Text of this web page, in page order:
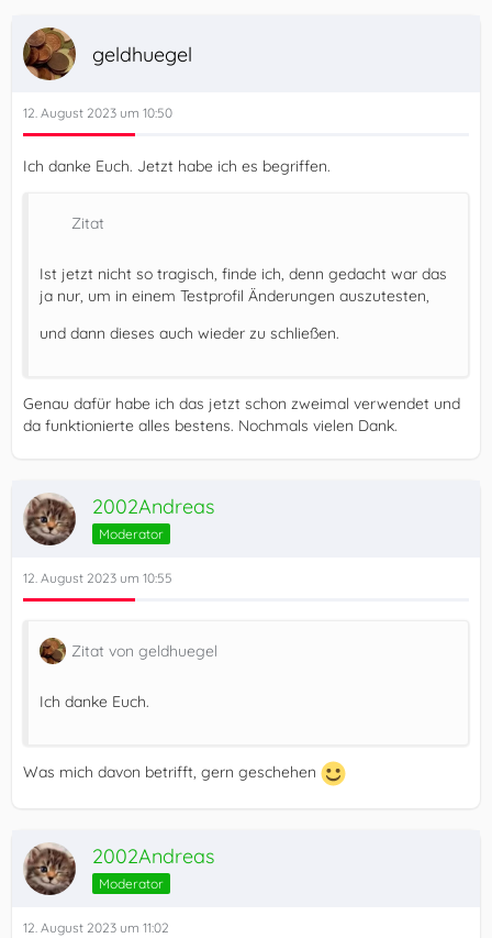
geldhuegel
12. August 2023 um 10:50
Ich danke Euch. Jetzt habe ich es begriffen.
Zitat
Ist jetzt nicht so tragisch, finde ich, denn gedacht war das
ja nur, um in einem Testprofil Änderungen auszutesten,
und dann dieses auch wieder zu schließen.
Genau dafür habe ich das jetzt schon zweimal verwendet und
da funktionierte alles bestens. Nochmals vielen Dank.
2002Andreas
Moderator
12. August 2023 um 10:55
Zitat von geldhuegel
Ich danke Euch.
Was mich davon betrifft, gern geschehen
2002Andreas
Moderator
12. August 2023 um 11:02